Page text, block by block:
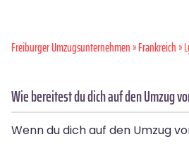
Freiburger Umzugsunternehmen»Frankreich»
Wie bereitest du dich auf den Umzug
Wenn du dich auf den Umzug